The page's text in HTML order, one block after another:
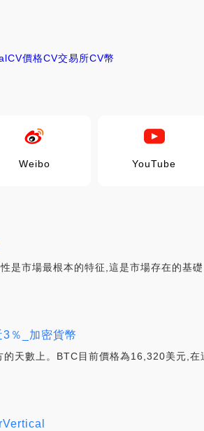
CV價格CV交易所CV幣
Weibo YouTube
是市場最根本的特征,這是市場存在的基
％_加密貨幣
天數上。BTC目前價格為16,320美元,